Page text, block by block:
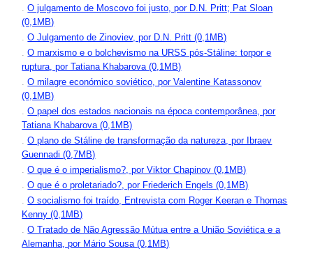
.O julgamento de Moscovo foi justo, por D.N. Pritt; Pat Sloan
(0,1MB)
.O Julgamento de Zinoviev, por D.N. Pritt (0,1MB)
.O marxismo e o bolchevismo na URSS pós-Stáline: torpor e
ruptura, por Tatiana Khabarova (0,1MB)
.O milagre económico soviético, por Valentine Katassonov
(0,1MB)
.O papel dos estados nacionais na época contemporânea, por
Tatiana Khabarova (0,1MB)
.O plano de Stáline de transformação da natureza, por Ibraev
Guennadi (0,7MB)
.O que é o imperialismo?, por Viktor Chapinov (0,1MB)
.O que é o proletariado?, por Friederich Engels (0,1MB)
.O socialismo foi traído, Entrevista com Roger Keeran e Thomas
Kenny (0,1MB)
.O Tratado de Não Agressão Mútua entre a União Soviética e a
Alemanha, por Mário Sousa (0,1MB)